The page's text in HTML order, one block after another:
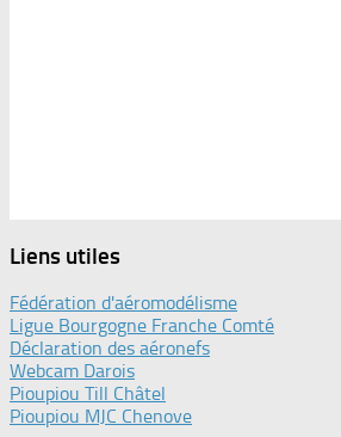
Liens utiles
Fédération d'aéromodélisme
Ligue Bourgogne Franche Comté
Déclaration des aéronefs
Webcam Darois
Pioupiou Till Châtel
Pioupiou MJC Chenove